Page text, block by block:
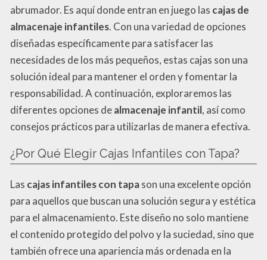
abrumador. Es aquí donde entran en juego las cajas de
almacenaje infantiles. Con una variedad de opciones
diseñadas específicamente para satisfacer las
necesidades de los más pequeños, estas cajas son una
solución ideal para mantener el orden y fomentar la
responsabilidad. A continuación, exploraremos las
diferentes opciones dealmacenaje infantil, así como
consejos prácticos para utilizarlas de manera efectiva.
¿Por Qué Elegir Cajas Infantiles con Tapa?
Las cajas infantiles con tapason una excelente opción
para aquellos que buscan una solución segura y estética
para el almacenamiento. Este diseño no solo mantiene
el contenido protegido del polvo y la suciedad, sino que
también ofrece una apariencia más ordenada en la